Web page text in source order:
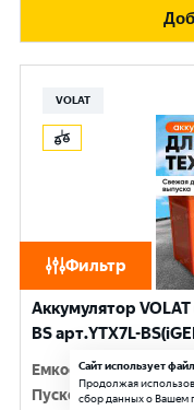
Фильтр
VOLAT
Аккумулятор VOLAT
BS арт.YTX7L-
Емкость:7 Ач
Пусковой ток:100 A
Сайт использует
Продолжая
сбор данных о Вашем